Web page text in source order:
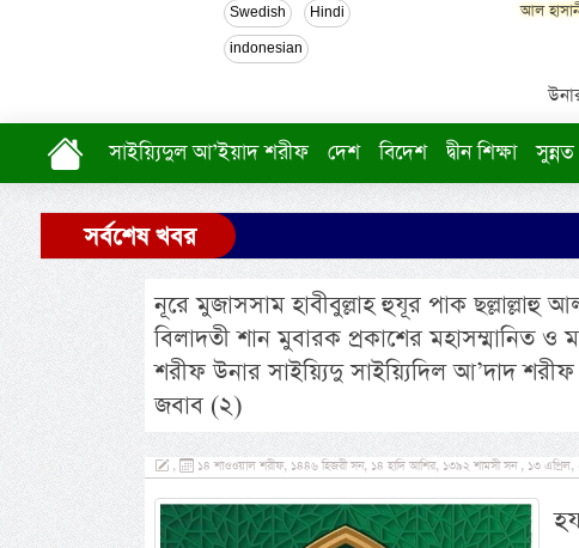
Swedish Hindi
indonesian
আল
সাইয়্যিদুল আ’ইয়াদ শরীফ দেশ বিদেশ দ্বীন শিক্ষা সুন্নত
সর্বশেষ খবর
নূরে মুজাসসাম হাবীবুল্লাহ হুযূর পাক ছল্লাল্লাহু
বিলাদতী শান মুবারক প্রকাশের মহাসম্মানিত ও
শরীফ উনার সাইয়্যিদু সাইয়্যিদিল আ’দাদ
জবাব (২)
, ১৪ শাওওয়াল শরীফ, ১৪৪৬ হিজরী সন, ১৪ হাদি আশির, ১৩৯২ শামসী সন , ১৩